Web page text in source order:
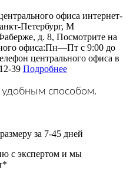
офиса интернет-
Петербург, М
д. 8, Посмотрите на
офиса:Пн—Пт с 9:00 до
центрального офиса в
39 Подробнее
удобным способом.
за 7-45 дней
с экспертом и мы